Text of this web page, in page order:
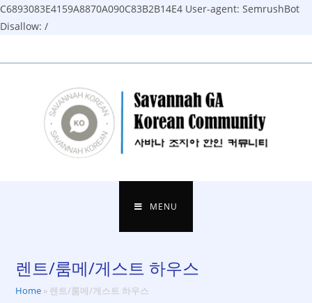
C6893083E4159A8870A090C83B2B14E4 User-agent: SemrushBot
Disallow: /
to
MENU
렌트/룸메/게스트 하우스
Home » 렌트/룸메/게스트 하우스